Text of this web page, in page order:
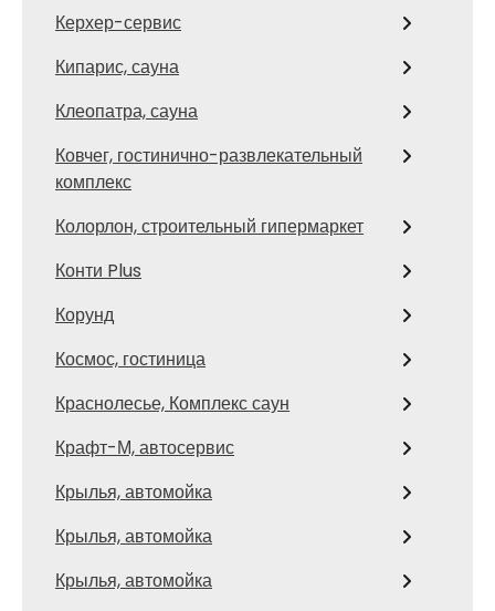
Керхер-сервис
Кипарис, сауна
Клеопатра, сауна
Ковчег, гостинично-развлекательный
комплекс
Колорлон, строительный гипермаркет
Конти Plus
Корунд
Космос, гостиница
Краснолесье, Комплекс саун
Крафт-М, автосервис
Крылья, автомойка
Крылья, автомойка
Крылья, автомойка